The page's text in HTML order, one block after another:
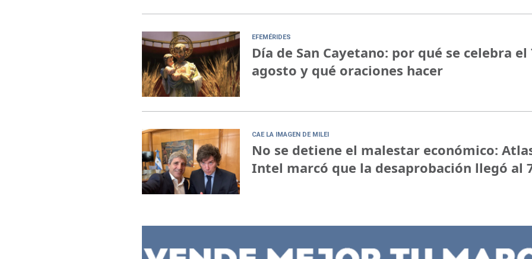
EFEMÉRIDES
Día de San Cayetano: por qué se celebra el
agosto y qué oraciones hacer
CAE LA IMAGEN DE MILEI
No se detiene el malestar económico:
Intel marcó que la desaprobación llegó al